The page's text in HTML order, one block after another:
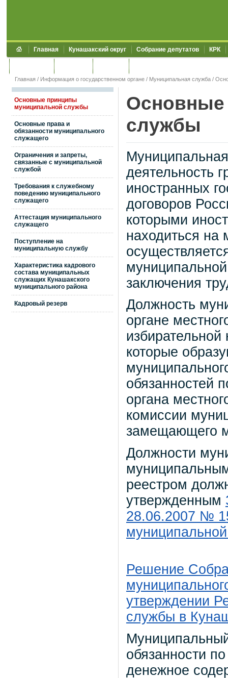
Главная Кунашакский округ Собрание депутатов КРК
Главная / Информация о государственном органе / Муниципальная служба /
Основные принципы
муниципальной службы
Основные права и
обязанности муниципального
служащего
Ограничения и запреты,
связанные с муниципальной
службой
Требования к служебному
поведению муниципального
служащего
Аттестация муниципального
служащего
Поступление на
муниципальную службу
Характеристика кадрового
состава муниципальных
служащих Кунашакского
муниципального района
Кадровый резерв
Основные
службы
деятельность
иностранных
договоров
которыми
находиться на
заключения
Должность
органе
которые
обязанностей
органа
комиссии
замещающего
Должности
реестром
утвержденным
28.06.2007 №
Решение
утверждении
службы в
обязанности
денежное